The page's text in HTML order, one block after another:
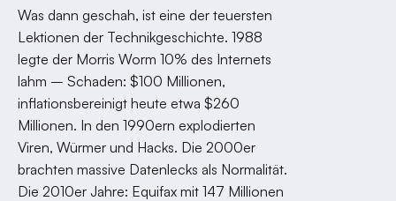
Was dann geschah, ist eine der teuersten
Lektionen der Technikgeschichte. 1988
legte der Morris Worm 10% des Internets
lahm – Schaden: $100 Millionen,
inflationsbereinigt heute etwa $260
Millionen. In den 1990ern explodierten
Viren, Würmer und Hacks. Die 2000er
brachten massive Datenlecks als Normalität.
Die 2010er Jahre: Equifax mit 147 Millionen